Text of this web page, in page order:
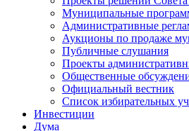
Муниципальные
Административные
Аукционы по продаже
Публичные слушания
Проекты
Общественные
Официальный вестник
Список избирательных
Инвестиции
Дума